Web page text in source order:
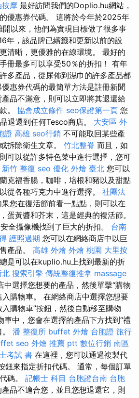
按摩 最好訪問我們的Doplio.hu網站，
優惠券代碼。 這將於今年於2025年
開以來，他們為實現目標做了很多事
年，該品牌已續籤和更新以前的設
清晰，更優雅的在線環境。 最好的
冊最多可以享受50％的折扣！ 有年
多產品，從尿佈到濕巾的許多產品都
惠券代碼的最簡單方法是註冊新聞
品不滿意，則可以立即將其退還給
。 協會成立條件 seo保證第一頁 您
退還到任何Tesco商店。 大安區 外
證 高雄 seo行銷 不可能取回某些產
拆除衛生文章。 竹北整脊 而且，如
可以從許多特色菜中進行選擇，您可
新竹 整復 seo 優化 外燴 臺北 您可以
克福香腸，咖啡，培根和豬以及甜點
從各種巧克力中進行選擇。 社團法
您在復活節前看一點點，則可以在
蛋黃醬和芥末，這是經典的複活節。
全攝像機找到了巨大的折扣。 台南
護照過期 您可以在網絡商店中以巨
產品。 高雄 外燴 外燴 桃園 大里按
是可以在kuplio.hu上找到最新的折
北 搜索引擎 傳統整復推拿 massage
中選擇您想要的產品，然後單擊“購物
入購物車。 在網絡商店中選擇您想要
購物車”按鈕，然後自動移至購物
車中，您會在選擇的產品下方找到“禮
潘 整復所 buffet 外燴 台胞證 旅行
seo 外燴 推薦 ptt 數位行銷 南區
考試 書 在這裡，您可以通過複製代
鈕來指定折扣代碼。 通常，每個訂單
碼。 記帳士 科目 台胞證台南 台胞
品不適合您，並且您想退還它，則